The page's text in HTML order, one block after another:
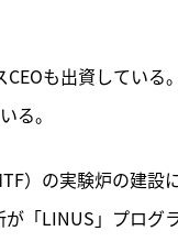
も出資してい
る。
）の実験炉の建設
「LINUS」プログ